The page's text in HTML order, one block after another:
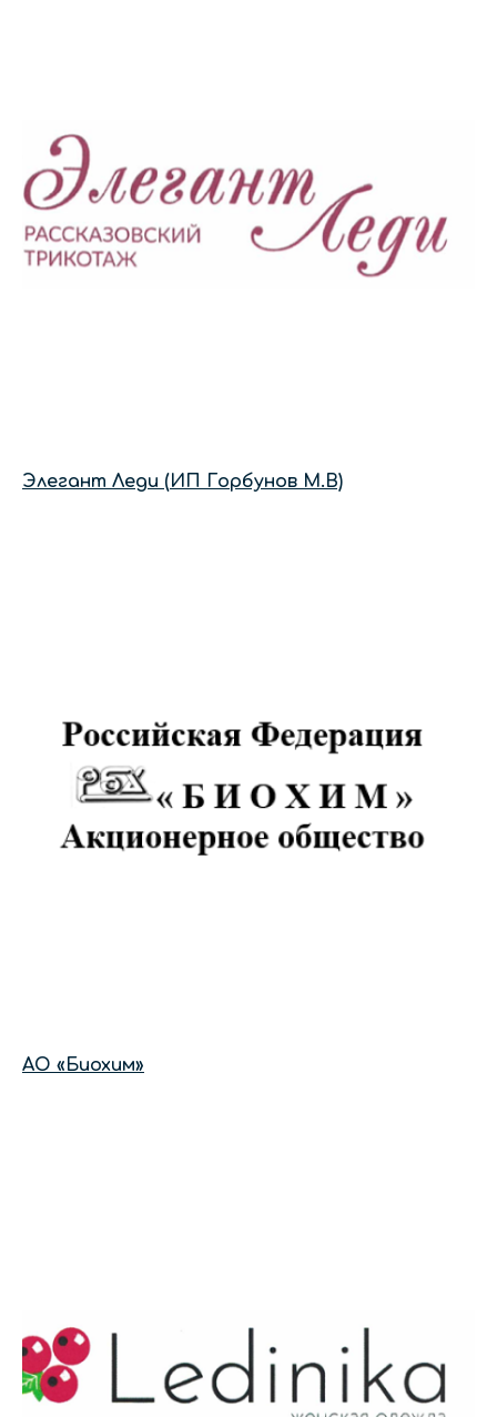
Элегант Леди (ИП Горбунов М.В)
АО «Биохим»